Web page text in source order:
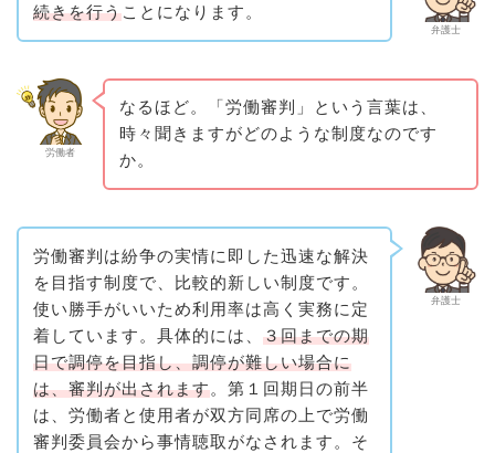
弁護士
続きを行うことになります。
労働者
なるほど。「労働審判」という言葉は、
時々聞きますがどのような制度なのです
か。
弁護士
労働審判は紛争の実情に即した迅速な解決
を目指す制度で、比較的新しい制度です。
使い勝手がいいため利用率は高く実務に定
着しています。具体的には、 ３回までの期
日で調停を目指し、調停が難しい場合に
は、審判が出されます。第１回期日の前半
は、労働者と使用者が双方同席の上で労働
審判委員会から事情聴取がなされます。そ